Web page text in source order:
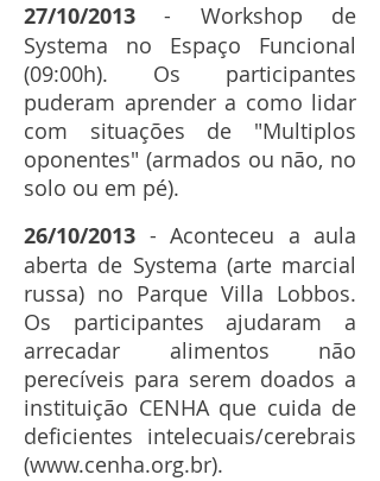
27/10/2013 - Workshop de
Systema no Espaço Funcional
(09:00h). Os participantes
puderam aprender a como lidar
com situações de "Multiplos
oponentes" (armados ou não, no
solo ou em pé).
26/10/2013 - Aconteceu a aula
aberta de Systema (arte marcial
russa) no Parque Villa Lobbos.
Os participantes ajudaram a
arrecadar alimentos não
perecíveis para serem doados a
instituição CENHA que cuida de
deficientes intelecuais/cerebrais
(www.cenha.org.br).